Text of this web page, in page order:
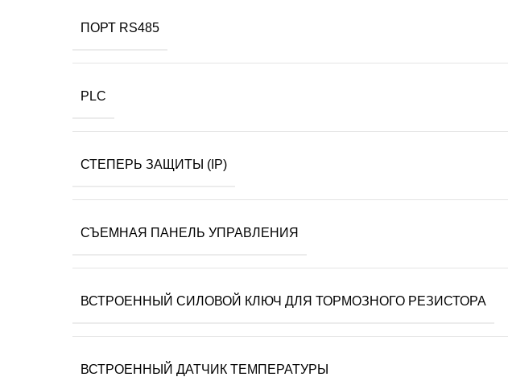
ПОРТ RS485
PLC
СТЕПЕРЬ ЗАЩИТЫ (IP)
СЪЕМНАЯ ПАНЕЛЬ УПРАВЛЕНИЯ
ВСТРОЕННЫЙ СИЛОВОЙ КЛЮЧ ДЛЯ ТОРМОЗНОГО РЕЗИСТОРА
ВСТРОЕННЫЙ ДАТЧИК ТЕМПЕРАТУРЫ